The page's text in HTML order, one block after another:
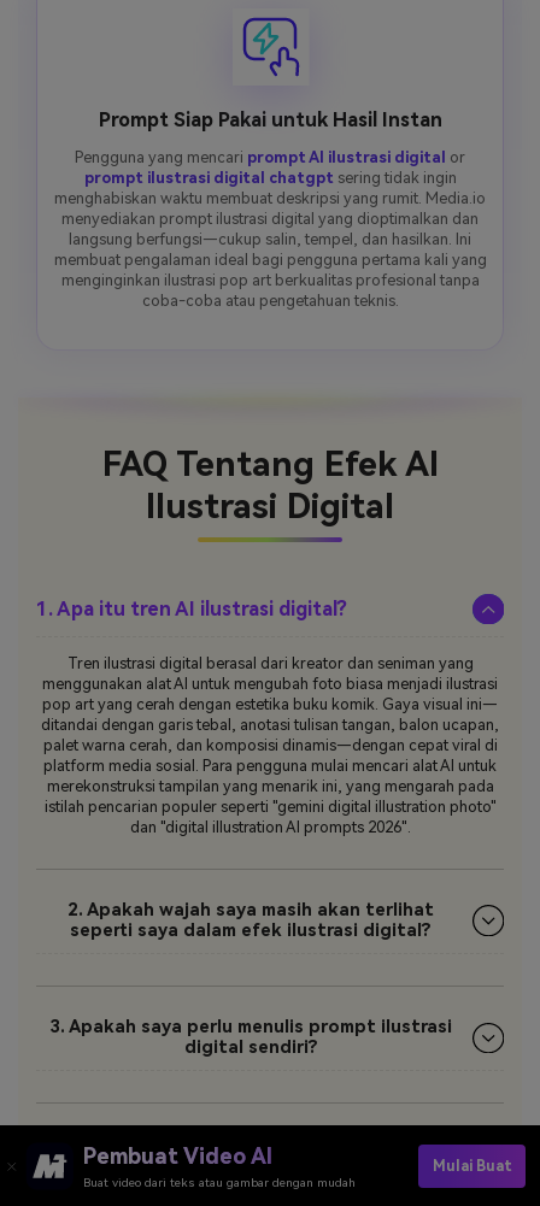
Prompt Siap Pakai untuk Hasil Instan
Pengguna yang mencari prompt AI ilustrasi digital or
prompt ilustrasi digital chatgpt sering tidak ingin
menghabiskan waktu membuat deskripsi yang rumit. Media.io
menyediakan prompt ilustrasi digital yang dioptimalkan dan
langsung berfungsi—cukup salin, tempel, dan hasilkan. Ini
membuat pengalaman ideal bagi pengguna pertama kali yang
menginginkan ilustrasi pop art berkualitas profesional tanpa
coba-coba atau pengetahuan teknis.
FAQ Tentang Efek AI
Ilustrasi Digital
1. Apa itu tren AI ilustrasi digital?
Tren ilustrasi digital berasal dari kreator dan seniman yang
menggunakan alat AI untuk mengubah foto biasa menjadi ilustrasi
pop art yang cerah dengan estetika buku komik. Gaya visual ini—
ditandai dengan garis tebal, anotasi tulisan tangan, balon ucapan,
palet warna cerah, dan komposisi dinamis—dengan cepat viral di
platform media sosial. Para pengguna mulai mencari alat AI untuk
merekonstruksi tampilan yang menarik ini, yang mengarah pada
istilah pencarian populer seperti "gemini digital illustration photo"
dan "digital illustration AI prompts 2026".
2. Apakah wajah saya masih akan terlihat
seperti saya dalam efek ilustrasi digital?
3. Apakah saya perlu menulis prompt ilustrasi
digital sendiri?
4. Jenis foto apa yang paling cocok untuk efek
ilustrasi digital?
Pembuat Video AI
Buat video dari teks atau gambar dengan mudah
Mulai Buat